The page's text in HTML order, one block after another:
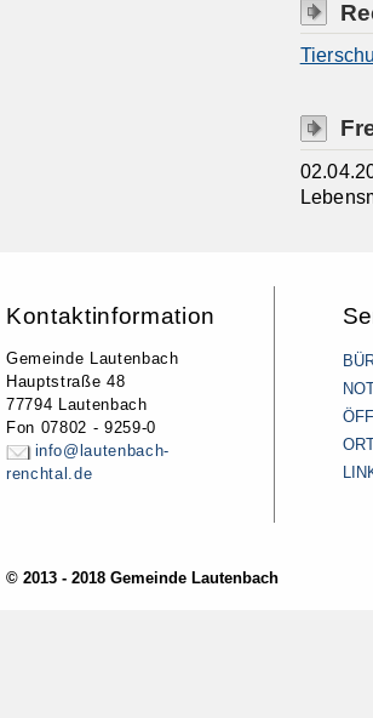
Kontaktinformation
Gemeinde Lautenbach
Hauptstraße 48
77794 Lautenbach
Fon 07802 - 9259-0
info@lautenbach-
renchtal.de
© 2013 - 2018 Gemeinde Lautenbach